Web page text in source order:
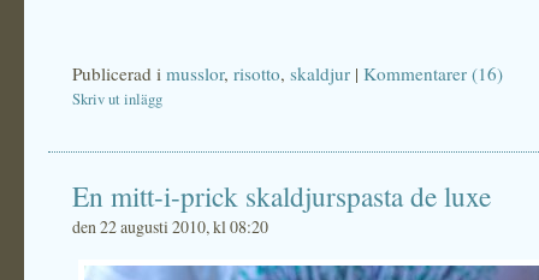
Publicerad i musslor, risotto, skaldjur | Kommentarer (16)
Skriv ut inlägg
En mitt-i-prick skaldjurspasta de luxe
den 22 augusti 2010, kl 08:20